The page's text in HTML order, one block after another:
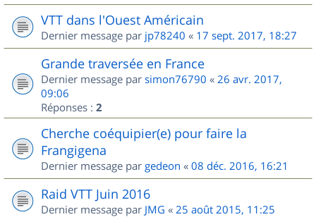
VTT dans l'Ouest Américain
Dernier message par jp78240 « 17 sept. 2017, 18:27
Grande traversée en France
Dernier message par simon76790 « 26 avr. 2017,
09:06
Réponses : 2
Cherche coéquipier(e) pour faire la
Frangigena
Dernier message par gedeon « 08 déc. 2016, 16:21
Raid VTT Juin 2016
Dernier message par JMG « 25 août 2015, 11:25